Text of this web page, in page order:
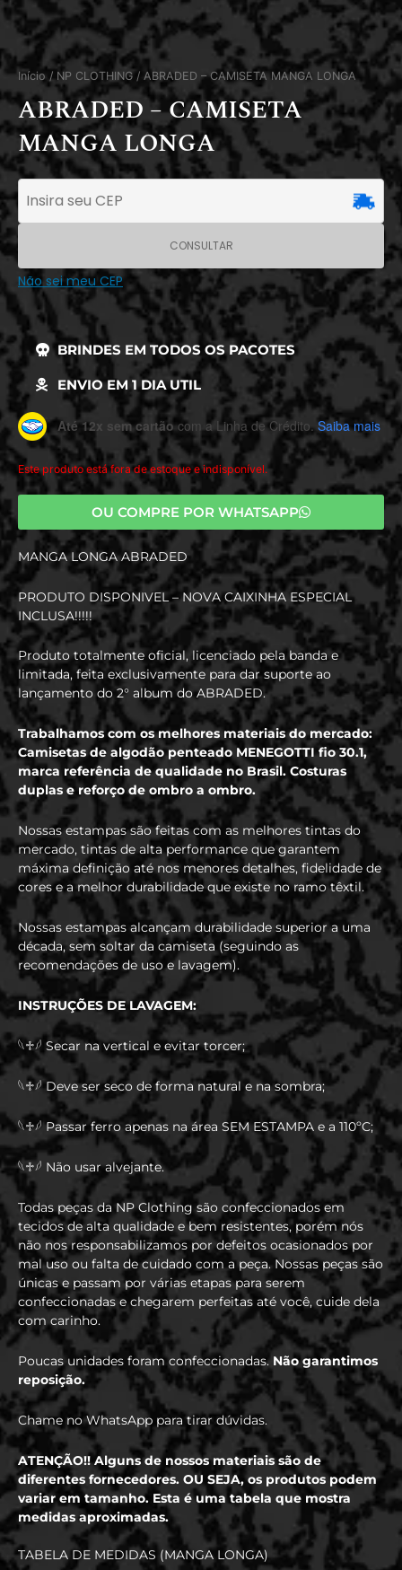
Início / NP CLOTHING / ABRADED – CAMISETA MANGA LONGA
ABRADED – CAMISETA
MANGA LONGA
CONSULTAR
Não sei meu CEP
BRINDES EM TODOS OS PACOTES
ENVIO EM 1 DIA UTIL
Até 12x sem cartãocom a Linha de Crédito. Saiba mais
Este produto está fora de estoque e indisponível.
OU COMPRE POR WHATSAPP
MANGA LONGA ABRADED
PRODUTO DISPONIVEL – NOVA CAIXINHA ESPECIAL
INCLUSA!!!!!
Produto totalmente oficial, licenciado pela banda e
limitada, feita exclusivamente para dar suporte ao
lançamento do 2° album do ABRADED.
Trabalhamos com os melhores materiais do mercado:
Camisetas de algodão penteado MENEGOTTI fio 30.1,
marca referência de qualidade no Brasil. Costuras
duplas e reforço de ombro a ombro.
Nossas estampas são feitas com as melhores tintas do
mercado, tintas de alta performance que garantem
máxima definição até nos menores detalhes, fidelidade de
cores e a melhor durabilidade que existe no ramo têxtil.
Nossas estampas alcançam durabilidade superior a uma
década, sem soltar da camiseta (seguindo as
recomendações de uso e lavagem).
INSTRUÇÕES DE LAVAGEM:
𓆩♱𓆪 Secar na vertical e evitar torcer;
𓆩♱𓆪 Deve ser seco de forma natural e na sombra;
𓆩♱𓆪 Passar ferro apenas na área SEM ESTAMPA e a 110ºC;
𓆩♱𓆪 Não usar alvejante.
Todas peças da NP Clothing são confeccionados em
tecidos de alta qualidade e bem resistentes, porém nós
não nos responsabilizamos por defeitos ocasionados por
mal uso ou falta de cuidado com a peça. Nossas peças são
únicas e passam por várias etapas para serem
confeccionadas e chegarem perfeitas até você, cuide dela
com carinho.
Poucas unidades foram confeccionadas. Não garantimos
reposição.
Chame no WhatsApp para tirar dúvidas.
ATENÇÃO!! Alguns de nossos materiais são de
diferentes fornecedores. OU SEJA, os produtos podem
variar em tamanho. Esta é uma tabela que mostra
medidas aproximadas.
TABELA DE MEDIDAS (MANGA LONGA)